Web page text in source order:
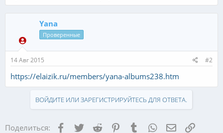
Yana
Проверенные
14 Авг 2015 #2
https://elaizik.ru/members/yana-albums238.htm
ВОЙДИТЕ ИЛИ ЗАРЕГИСТРИРУЙТЕСЬ ДЛЯ ОТВЕТА.
Поделиться: Facebook
TwitterReddit PinterestTumblr WhatsApp Ссылка